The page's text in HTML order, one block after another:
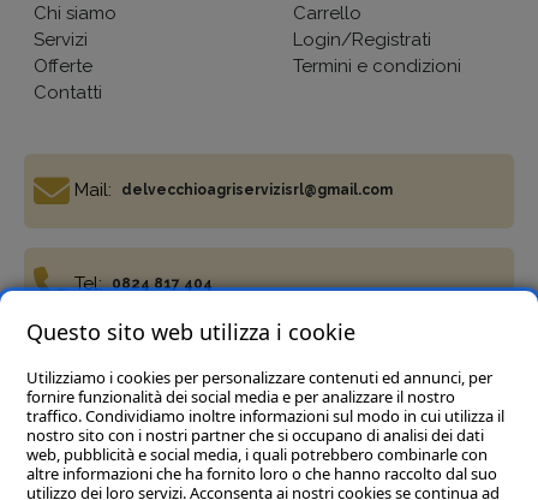
Chi siamo
Servizi
Offerte
Contatti
Carrello
Login/Registrati
Termini e condizioni
Mail: delvecchioagriservizisrl@gmail.com
Tel: 0824 817 404
Fax: 0824 817 977
Questo sito web utilizza i cookie
Utilizziamo i cookies per personalizzare contenuti ed annunci, per
fornire funzionalità dei social media e per analizzare il nostro
traffico. Condividiamo inoltre informazioni sul modo in cui utilizza il
nostro sito con i nostri partner che si occupano di analisi dei dati
web, pubblicità e social media, i quali potrebbero combinarle con
altre informazioni che ha fornito loro o che hanno raccolto dal suo
utilizzo dei loro servizi. Acconsenta ai nostri cookies se continua ad